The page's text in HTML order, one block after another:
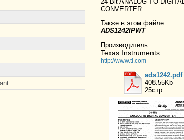
CONVERTER
Также в этом файле:
ADS1242IPWT
Производитель:
Texas Instruments
http://www.ti.com
ads1242.pdf
408.55Kb
25стр.